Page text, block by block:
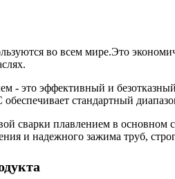
во всем мире.Это
- это эффективный и
обеспечивает стандартный
сварки плавлением в основном
и надежного зажима труб,